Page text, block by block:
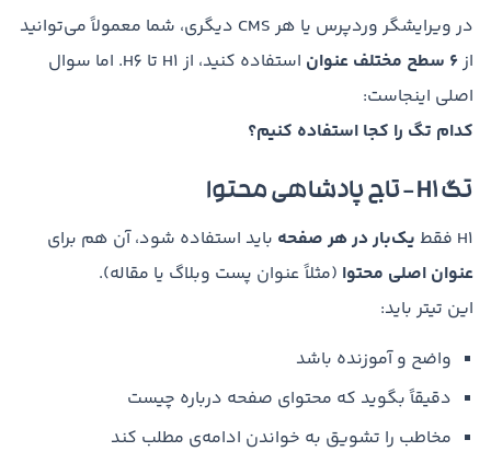
در ویرایشگر وردپرس یا هر CMS دیگری، شما معمولاً می‌توانید
از۶ سطح مختلف عنوان
استفاده کنید، از H1 تا H6. اما سوال
اصلی اینجاست:
کدام تگ را کجا استفاده کنیم؟
تگ H1 – تاج پادشاهی محتوا
H1 فقط یک‌بار در هر صفحه باید استفاده شود، آن هم برای
عنوان اصلی محتوا (مثلاً عنوان پست وبلاگ یا مقاله).
این تیتر باید:
واضح و آموزنده باشد
دقیقاً بگوید که محتوای صفحه درباره چیست
مخاطب را تشویق به خواندن ادامه‌ی مطلب کند